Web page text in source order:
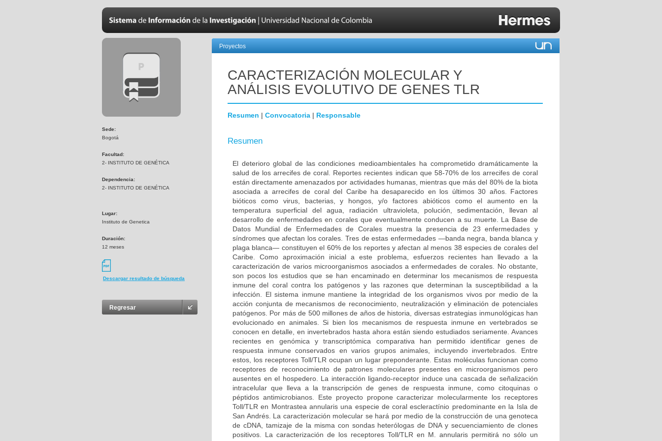
Sede:
Bogotá
Facultad:
2- INSTITUTO DE GENÉTICA
Dependencia:
2- INSTITUTO DE GENÉTICA
Lugar:
Instituto de Genetica
Duración:
12 meses
Descargar resultado de búsqueda
Regresar
Proyectos
CARACTERIZACIÓN MOLECULAR Y
ANÁLISIS EVOLUTIVO DE GENES TLR
Resumen | Convocatoria | Responsable
Resumen
El deterioro global de las condiciones medioambientales ha comprometido dramáticamente la
salud de los arrecifes de coral. Reportes recientes indican que 58-70% de los arrecifes de coral
están directamente amenazados por actividades humanas, mientras que más del 80% de la biota
asociada a arrecifes de coral del Caribe ha desaparecido en los últimos 30 años. Factores
bióticos como virus, bacterias, y hongos, y/o factores abióticos como el aumento en la
temperatura superficial del agua, radiación ultravioleta, polución, sedimentación, llevan al
desarrollo de enfermedades en corales que eventualmente conducen a su muerte. La Base de
Datos Mundial de Enfermedades de Corales muestra la presencia de 23 enfermedades y
síndromes que afectan los corales. Tres de estas enfermedades —banda negra, banda blanca y
plaga blanca— constituyen el 60% de los reportes y afectan al menos 38 especies de corales del
Caribe. Como aproximación inicial a este problema, esfuerzos recientes han llevado a la
caracterización de varios microorganismos asociados a enfermedades de corales. No obstante,
son pocos los estudios que se han encaminado en determinar los mecanismos de respuesta
inmune del coral contra los patógenos y las razones que determinan la susceptibilidad a la
infección. El sistema inmune mantiene la integridad de los organismos vivos por medio de la
acción conjunta de mecanismos de reconocimiento, neutralización y eliminación de potenciales
patógenos. Por más de 500 millones de años de historia, diversas estrategias inmunológicas han
evolucionado en animales. Si bien los mecanismos de respuesta inmune en vertebrados se
conocen en detalle, en invertebrados hasta ahora están siendo estudiados seriamente. Avances
recientes en genómica y transcriptómica comparativa han permitido identificar genes de
respuesta inmune conservados en varios grupos animales, incluyendo invertebrados. Entre
estos, los receptores Toll/TLR ocupan un lugar preponderante. Estas moléculas funcionan como
receptores de reconocimiento de patrones moleculares presentes en microorganismos pero
ausentes en el hospedero. La interacción ligando-receptor induce una cascada de señalización
intracelular que lleva a la transcripción de genes de respuesta inmune, como citoquinas o
péptidos antimicrobianos. Este proyecto propone caracterizar molecularmente los receptores
Toll/TLR en Montrastea annularis una especie de coral escleractínio predominante en la Isla de
San Andrés. La caracterización molecular se hará por medio de la construcción de una genoteca
de cDNA, tamizaje de la misma con sondas heterólogas de DNA y secuenciamiento de clones
positivos. La caracterización de los receptores Toll/TLR en M. annularis permitirá no sólo un